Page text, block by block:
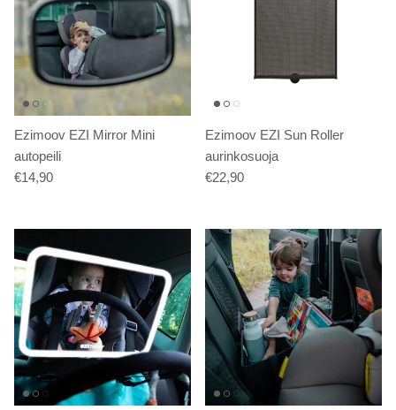
Ezimoov EZI Mirror Mini
autopeili
€14,90
Ezimoov EZI Sun Roller
aurinkosuoja
€22,90